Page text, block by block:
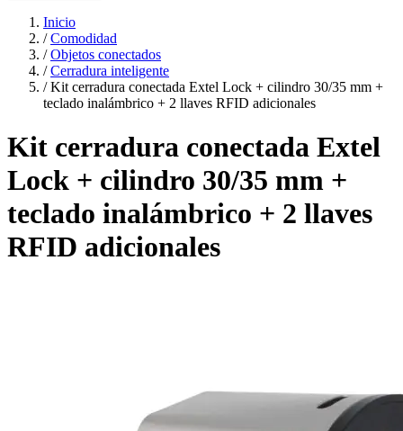
Oportunidades
Inicio
/ Comodidad
/ Objetos conectados
/ Cerradura inteligente​
/ Kit cerradura conectada Extel Lock + cilindro 30/35 mm +
teclado inalámbrico + 2 llaves RFID adicionales
Kit cerradura conectada Extel
Lock + cilindro 30/35 mm +
teclado inalámbrico + 2 llaves
RFID adicionales